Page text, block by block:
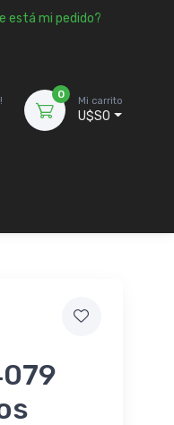
está mi pedido?
0
Mi carrito
U$S0